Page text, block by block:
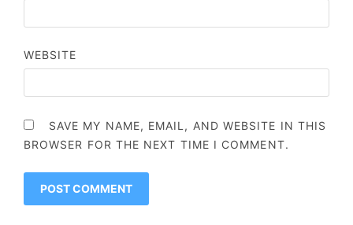
WEBSITE
SAVE MY NAME, EMAIL, AND WEBSITE IN THIS
BROWSER FOR THE NEXT TIME I COMMENT.